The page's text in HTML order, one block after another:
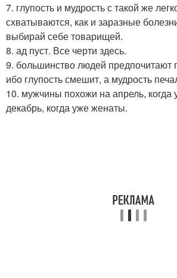
7. глупость и мудрость с такой же
схватываются, как и заразные
выбирай себе товарищей.
8. ад пуст. Все черти здесь.
9. большинство людей предпочитают
ибо глупость смешит, а мудрость
10. мужчины похожи на апрель, когда
декабрь, когда уже женаты.